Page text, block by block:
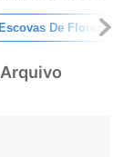
Escovas De Flores